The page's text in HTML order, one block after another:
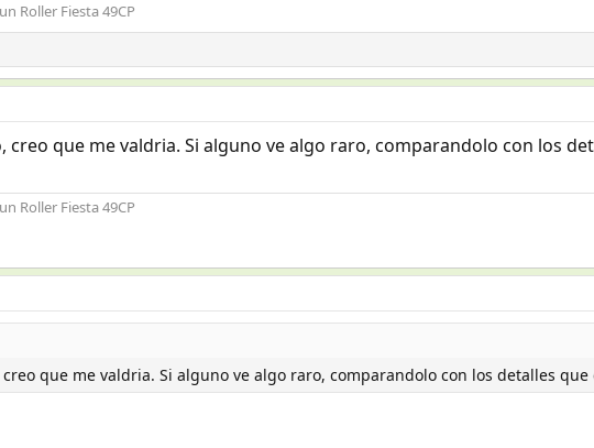
Roller Fiesta 49CP
creo que me valdria. Si alguno ve algo raro, comparandolo con los
Roller Fiesta 49CP
que me valdria. Si alguno ve algo raro, comparandolo con los detalles